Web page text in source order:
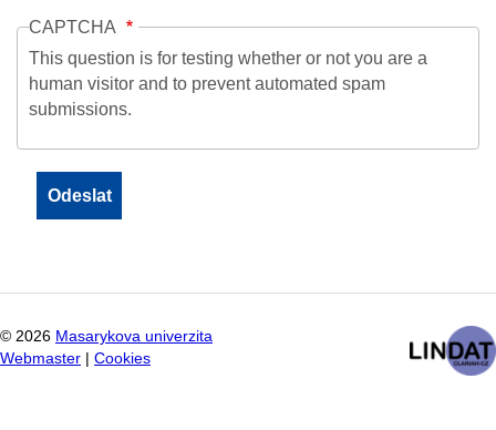
CAPTCHA
This question is for testing whether or not you are a
human visitor and to prevent automated spam
submissions.
© 2026 Masarykova univerzita
Webmaster
Cookies